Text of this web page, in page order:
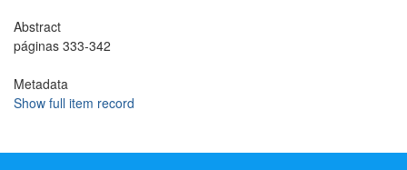
Abstract
páginas 333-342
Metadata
Show full item record